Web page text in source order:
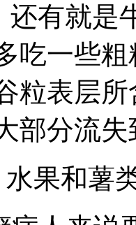
还有就是
吃一些
粒表层
部分流
果和薯